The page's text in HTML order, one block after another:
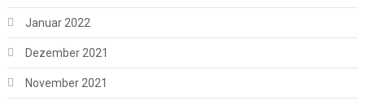
Januar 2022
Dezember 2021
November 2021